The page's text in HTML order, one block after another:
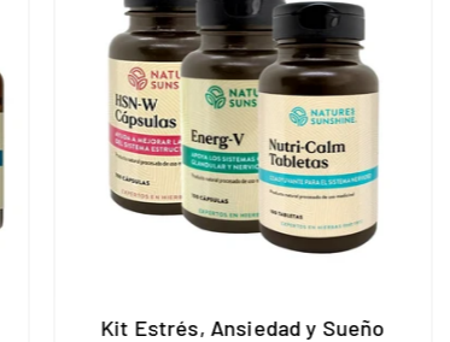
Kit Estrés, Ansiedad y Sueño